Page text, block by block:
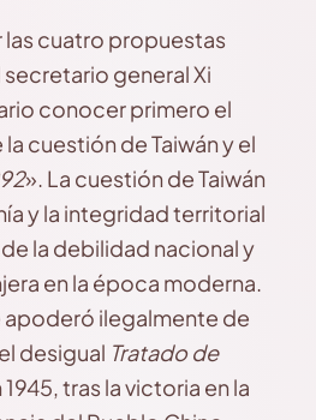
cuatro propuestas
general Xi
conocer primero el
cuestión de Taiwán y el
». La cuestión de Taiwán
y la integridad territorial
la debilidad nacional y
en la época moderna.
apoderó ilegalmente de
desigual Tratado de
1945, tras la victoria en la